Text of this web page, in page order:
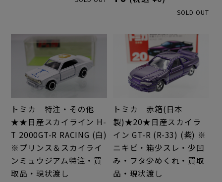
SOLD OUT
トミカ 特注・その他
★★日産スカイライン H-
T 2000GT-R RACING (白)
※プリンス＆スカイライ
ンミュウジアム特注・買
取品・現状渡し
トミカ 赤箱(日本
製)★20★日産スカイラ
イン GT-R (R-33) (紫) ※
ニキビ・箱少スレ・少凹
み・フタ少めくれ・買取
品・現状渡し